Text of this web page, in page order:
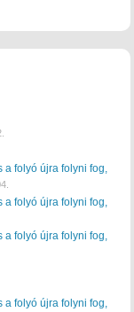
a folyó újra folyni fog,
a folyó újra folyni fog,
a folyó újra folyni fog,
a folyó újra folyni fog,